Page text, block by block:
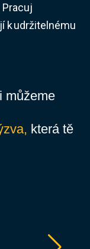
k udržitelnému
můžeme
která tě